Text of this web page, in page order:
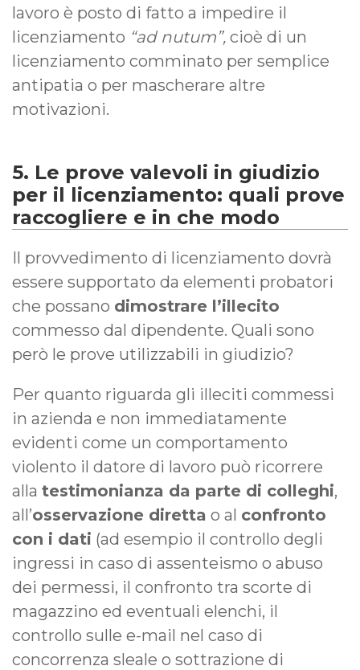
lavoro è posto di fatto a impedire il
licenziamento “ad nutum”, cioè di un
licenziamento comminato per semplice
antipatia o per mascherare altre
motivazioni.
5. Le prove valevoli in giudizio
per il licenziamento: quali prove
raccogliere e in che modo
Il provvedimento di licenziamento dovrà
essere supportato da elementi probatori
che possano dimostrare l’illecito
commesso dal dipendente. Quali sono
però le prove utilizzabili in giudizio?
Per quanto riguarda gli illeciti commessi
in azienda e non immediatamente
evidenti come un comportamento
violento il datore di lavoro può ricorrere
alla testimonianza da parte di colleghi,
all’osservazione diretta o al confronto
con i dati (ad esempio il controllo degli
ingressi in caso di assenteismo o abuso
dei permessi, il confronto tra scorte di
magazzino ed eventuali elenchi, il
controllo sulle e-mail nel caso di
concorrenza sleale o sottrazione di